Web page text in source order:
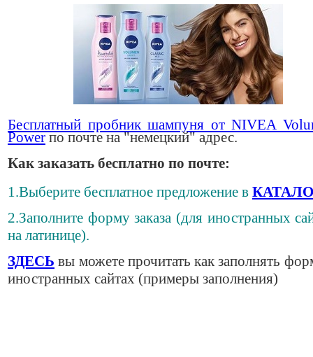
Бесплатный пробник шампуня от NIVEA
Powerпо почте на "немецкий" адрес.
Как заказать бесплатно по почте:
1.Выберите бесплатное предложение в
2.Заполните форму заказа (для иностранных
на латинице).
ЗДЕСЬ вы можете прочитать как заполнять
иностранных сайтах (примеры заполнения)